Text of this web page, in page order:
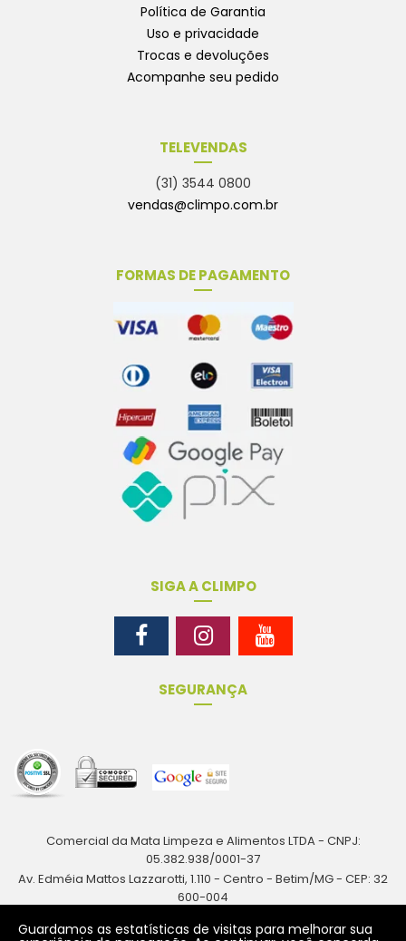
Política de Garantia
Uso e privacidade
Trocas e devoluções
Acompanhe seu pedido
TELEVENDAS
(31) 3544 0800
vendas@climpo.com.br
FORMAS DE PAGAMENTO
SIGA A CLIMPO
SEGURANÇA
Guardamos as estatísticas de visitas para melhorar sua
Comercial da Mata Limpeza e Alimentos LTDA - CNPJ:
05.382.938/0001-37
Av. Edméia Mattos Lazzarotti, 1.110 - Centro - Betim/MG - CEP: 32
600-004
600-024